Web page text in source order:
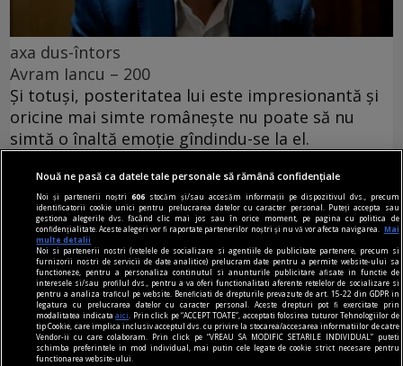
axa dus-întors
Avram Iancu – 200
Și totuși, posteritatea lui este impresionantă și
oricine mai simte românește nu poate să nu
simtă o înaltă emoție gîndindu-se la el.
Nouă ne pasă ca datele tale personale să rămână confidențiale
Noi și partenerii noștri606 stocăm și/sau accesăm informații pe dispozitivul dvs., precum
identificatorii cookie unici pentru prelucrarea datelor cu caracter personal. Puteți accepta sau
gestiona alegerile dvs. făcând clic mai jos sau în orice moment, pe pagina cu politica de
confidențialitate. Aceste alegeri vor fi raportate partenerilor noștri și nu vă vor afecta navigarea.
Mai
multe detalii
Noi si partenerii nostri (retelele de socializare si agentiile de publicitate partenere, precum si
furnizorii nostri de servicii de date analitice) prelucram date pentru a permite website-ului sa
functioneze, pentru a personaliza continutul si anunturile publicitare afisate in functie de
interesele si/sau profilul dvs., pentru a va oferi functionalitati aferente retelelor de socializare si
pentru a analiza traficul pe website. Beneficiati de drepturile prevazute de art. 15-22 din GDPR in
legatura cu prelucrarea datelor cu caracter personal. Aceste drepturi pot fi exercitate prin
modalitatea indicataaici
. Prin click pe “ACCEPT TOATE”, acceptati folosirea tuturor Tehnologiilor de
tip Cookie, care implica inclusiv acceptul dvs. cu privire la stocarea/accesarea informatiilor de catre
Vendor-ii cu care colaboram. Prin click pe “VREAU SA MODIFIC SETARILE INDIVIDUAL” puteti
schimba preferintele in mod individual, mai putin cele legate de cookie strict necesare pentru
functionarea website-ului.